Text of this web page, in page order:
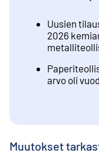
Uusien
2026
arvo oli
Muutokset